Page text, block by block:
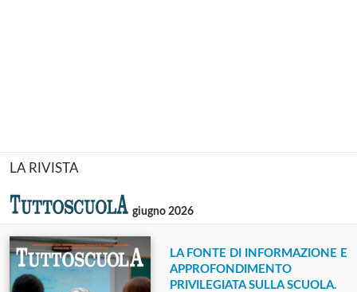
LA RIVISTA
giugno 2026
LA FONTE DI INFORMAZIONE E
APPROFONDIMENTO
PRIVILEGIATA SULLA SCUOLA.